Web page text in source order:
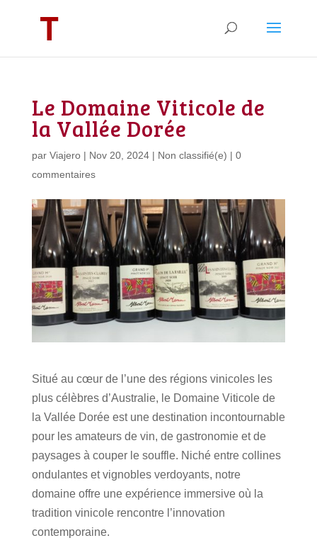
Le Domaine Viticole de
la Vallée Dorée
par Viajero| Nov 20, 2024| Non classifié(e) | 0
commentaires
Situé au cœur de l’une des régions vinicoles les
plus célèbres d’Australie, le Domaine Viticole de
la Vallée Dorée est une destination incontournable
pour les amateurs de vin, de gastronomie et de
paysages à couper le souffle. Niché entre collines
ondulantes et vignobles verdoyants, notre
domaine offre une expérience immersive où la
tradition vinicole rencontre l’innovation
contemporaine.